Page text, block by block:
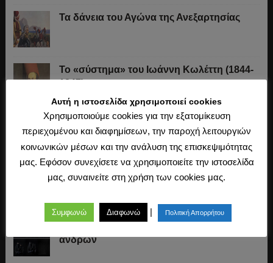
Τα δάνεια του Αγώνα της Ανεξαρτησίας
Το «σύστημα» του Ιωάννη Κωλέττη (1844-
1847)
Η άλωση της Κωνσταντινούπολης (1453)
Ο Μακιαβέλι, η Δημοκρατία και η εκλογή
ανδρών
Αυτή η ιστοσελίδα χρησιμοποιεί cookies
Χρησιμοποιούμε cookies για την εξατομίκευση
περιεχομένου και διαφημίσεων, την παροχή λειτουργιών
κοινωνικών μέσων και την ανάλυση της επισκεψιμότητας
μας. Εφόσον συνεχίσετε να χρησιμοποιείτε την ιστοσελίδα
μας, συναινείτε στη χρήση των cookies μας.
Συμφωνώ Διαφωνώ | Πολιτική Απορρήτου